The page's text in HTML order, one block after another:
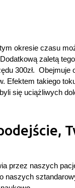
okresie czasu
zaletą
300zł. Obejmuje
Efektem takiego
się uciążliwych
przez naszych
naszych